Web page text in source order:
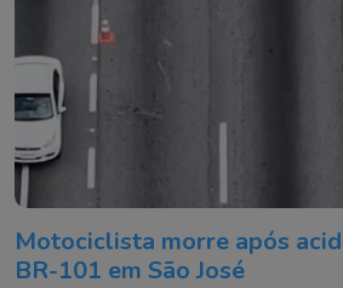
Motociclista morre após
BR-101 em São José